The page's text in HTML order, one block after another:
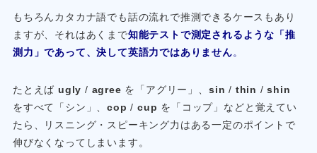
もちろんカタカナ語でも話の流れで推測できるケースもあり
ますが、それはあくまで知能テストで測定されるような「推
測力」であって、決して英語力ではありません。
たとえば ugly / agree を「アグリー」、 sin / thin /shin
をすべて「シン」、cop /cup を「コップ」などと覚えてい
たら、リスニング・スピーキング力はある一定のポイントで
伸びなくなってしまいます。